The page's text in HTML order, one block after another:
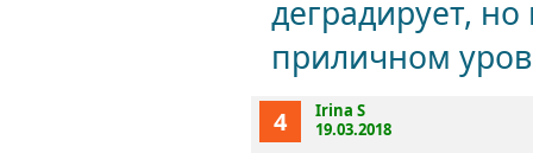
деградирует,
приличном
4
Irina S
19.03.2018